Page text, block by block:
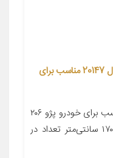
سین ترمز دستی عقب جهان پارت مدل 20147 مناسب برای
معرفی محصول جزئیات محصول مناسب برای خودرو پژو ۲۰۶
ویژگی‌های کابل دارای روکش طول ۱۷۰ سانتی‌متر تعداد در